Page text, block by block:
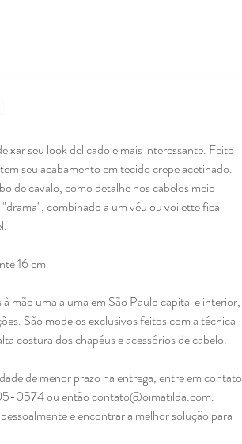
seu look delicado e mais interessante. Feito
seu acabamento em tecido crepe acetinado.
de cavalo, como detalhe nos cabelos meio
combinado a um véu ou voilette fica
16 cm
à mão uma a uma em São Paulo capital e interior,
São modelos exclusivos feitos com a técnica
costura dos chapéus e acessórios de cabelo.
de menor prazo na entrega, entre em contato
0574 ou então contato@oimatilda.com.
e encontrar a melhor solução para